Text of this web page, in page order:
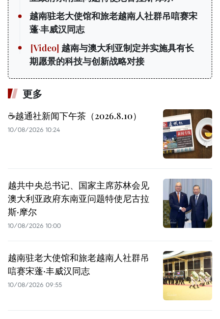
越南驻老大使馆和旅老越南人社群吊唁赛宋
蓬·丰威汉同志
越南与澳大利亚制定并实施具有长
期愿景的科技与创新战略对接
更多
☕️越通社新闻下午茶（2026.8.10）
10/08/2026 10:24
越共中央总书记、国家主席苏林会见
澳大利亚政府东南亚问题特使尼古拉
斯·摩尔
10/08/2026 10:00
越南驻老大使馆和旅老越南人社群吊
唁赛宋蓬·丰威汉同志
10/08/2026 09:55